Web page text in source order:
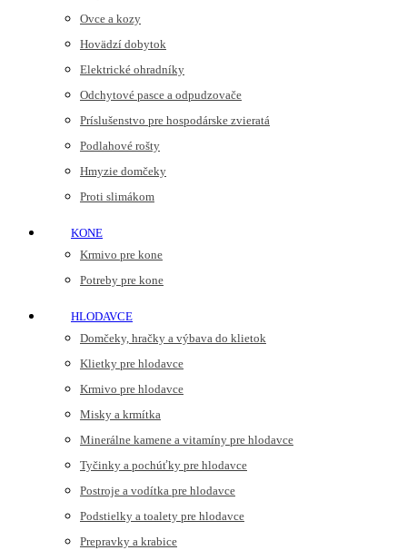
Ovce a kozy
Hovädzí dobytok
Elektrické ohradníky
Odchytové pasce a odpudzovače
Príslušenstvo pre hospodárske zvieratá
Podlahové rošty
Hmyzie domčeky
Proti slimákom
KONE
Krmivo pre kone
Potreby pre kone
HLODAVCE
Domčeky, hračky a výbava do klietok
Klietky pre hlodavce
Krmivo pre hlodavce
Misky a krmítka
Minerálne kamene a vitamíny pre hlodavce
Tyčinky a pochúťky pre hlodavce
Postroje a vodítka pre hlodavce
Podstielky a toalety pre hlodavce
Prepravky a krabice